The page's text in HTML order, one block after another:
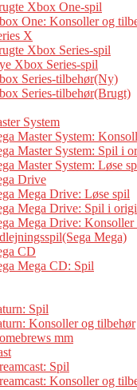
Xbox One-spil
One: Konsoller og
X
Xbox Series-spil
Xbox Series-spil
Series-tilbehør(Ny)
Series-tilbehør(Brugt)
System
Master System:
Master System: Spil i
Master System: Løse
Drive
Mega Drive: Løse spil
Mega Drive: Spil i
Mega Drive:
Mega)
CD
Mega CD: Spil
Spil
Konsoller og tilbehør
mm
Spil
Konsoller og